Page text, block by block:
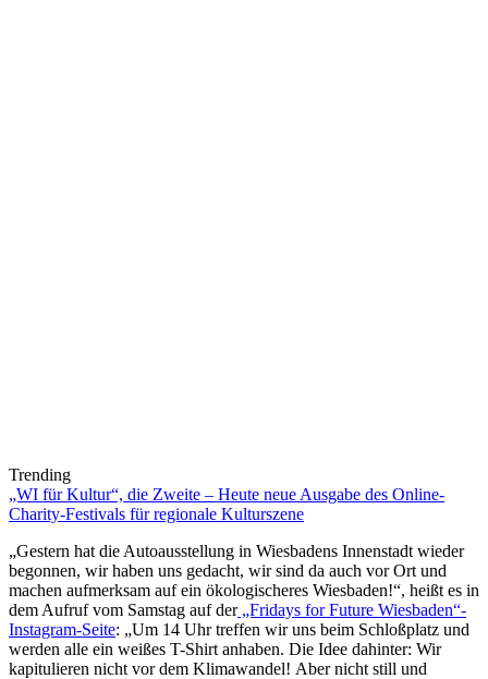
Trending
„WI für Kultur“, die Zweite – Heute neue Ausgabe des Online-
Charity-Festivals für regionale Kulturszene
„Gestern hat die Autoausstellung in Wiesbadens Innenstadt wieder
begonnen, wir haben uns gedacht, wir sind da auch vor Ort und
machen aufmerksam auf ein ökologischeres Wiesbaden!“, heißt es in
dem Aufruf vom Samstag auf der„Fridays for Future Wiesbaden“-
Instagram-Seite: „Um 14 Uhr treffen wir uns beim Schloßplatz und
werden alle ein weißes T-Shirt anhaben. Die Idee dahinter: Wir
kapitulieren nicht vor dem Klimawandel! Aber nicht still und